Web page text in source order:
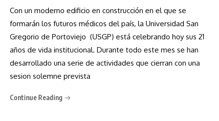
Con un moderno edificio en construcción en el que se
formarán los futuros médicos del país, la Universidad San
Gregorio de Portoviejo (USGP) está celebrando hoy sus 21
años de vida institucional. Durante todo este mes se han
desarrollado una serie de actividades que cierran con una
sesion solemne prevista
Continue Reading